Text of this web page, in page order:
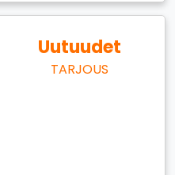
Uutuudet
TARJOUS